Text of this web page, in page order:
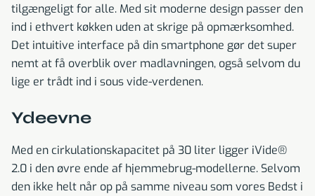
tilgængeligt for alle. Med sit moderne design passer den
ind i ethvert køkken uden at skrige på opmærksomhed.
Det intuitive interface på din smartphone gør det super
nemt at få overblik over madlavningen, også selvom du
lige er trådt ind i sous vide-verdenen.
Ydeevne
Med en cirkulationskapacitet på 30 liter ligger iVide®
2.0 i den øvre ende af hjemmebrug-modellerne. Selvom
den ikke helt når op på samme niveau som vores Bedst i